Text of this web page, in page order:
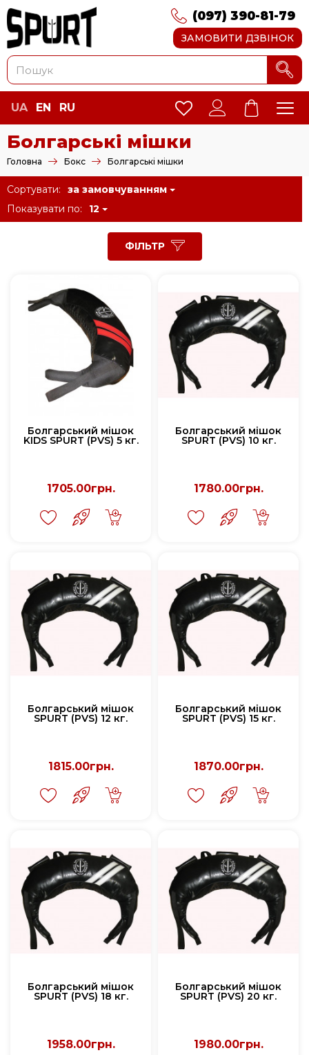
(097) 390-81-79
ЗАМОВИТИ ДЗВІНОК
UA EN RU
Болгарські мішки
Головна Бокс Болгарські мішки
Сортувати:
за замовчуванням
Показувати по:
12
ФІЛЬТР
Болгарський мішок
KIDS SPURT (PVS) 5 кг.
1705.00грн.
Болгарський мішок
SPURT (PVS) 10 кг.
1780.00грн.
Болгарський мішок
SPURT (PVS) 12 кг.
1815.00грн.
Болгарський мішок
SPURT (PVS) 15 кг.
1870.00грн.
Болгарський мішок
SPURT (PVS) 18 кг.
1958.00грн.
Болгарський мішок
SPURT (PVS) 20 кг.
1980.00грн.